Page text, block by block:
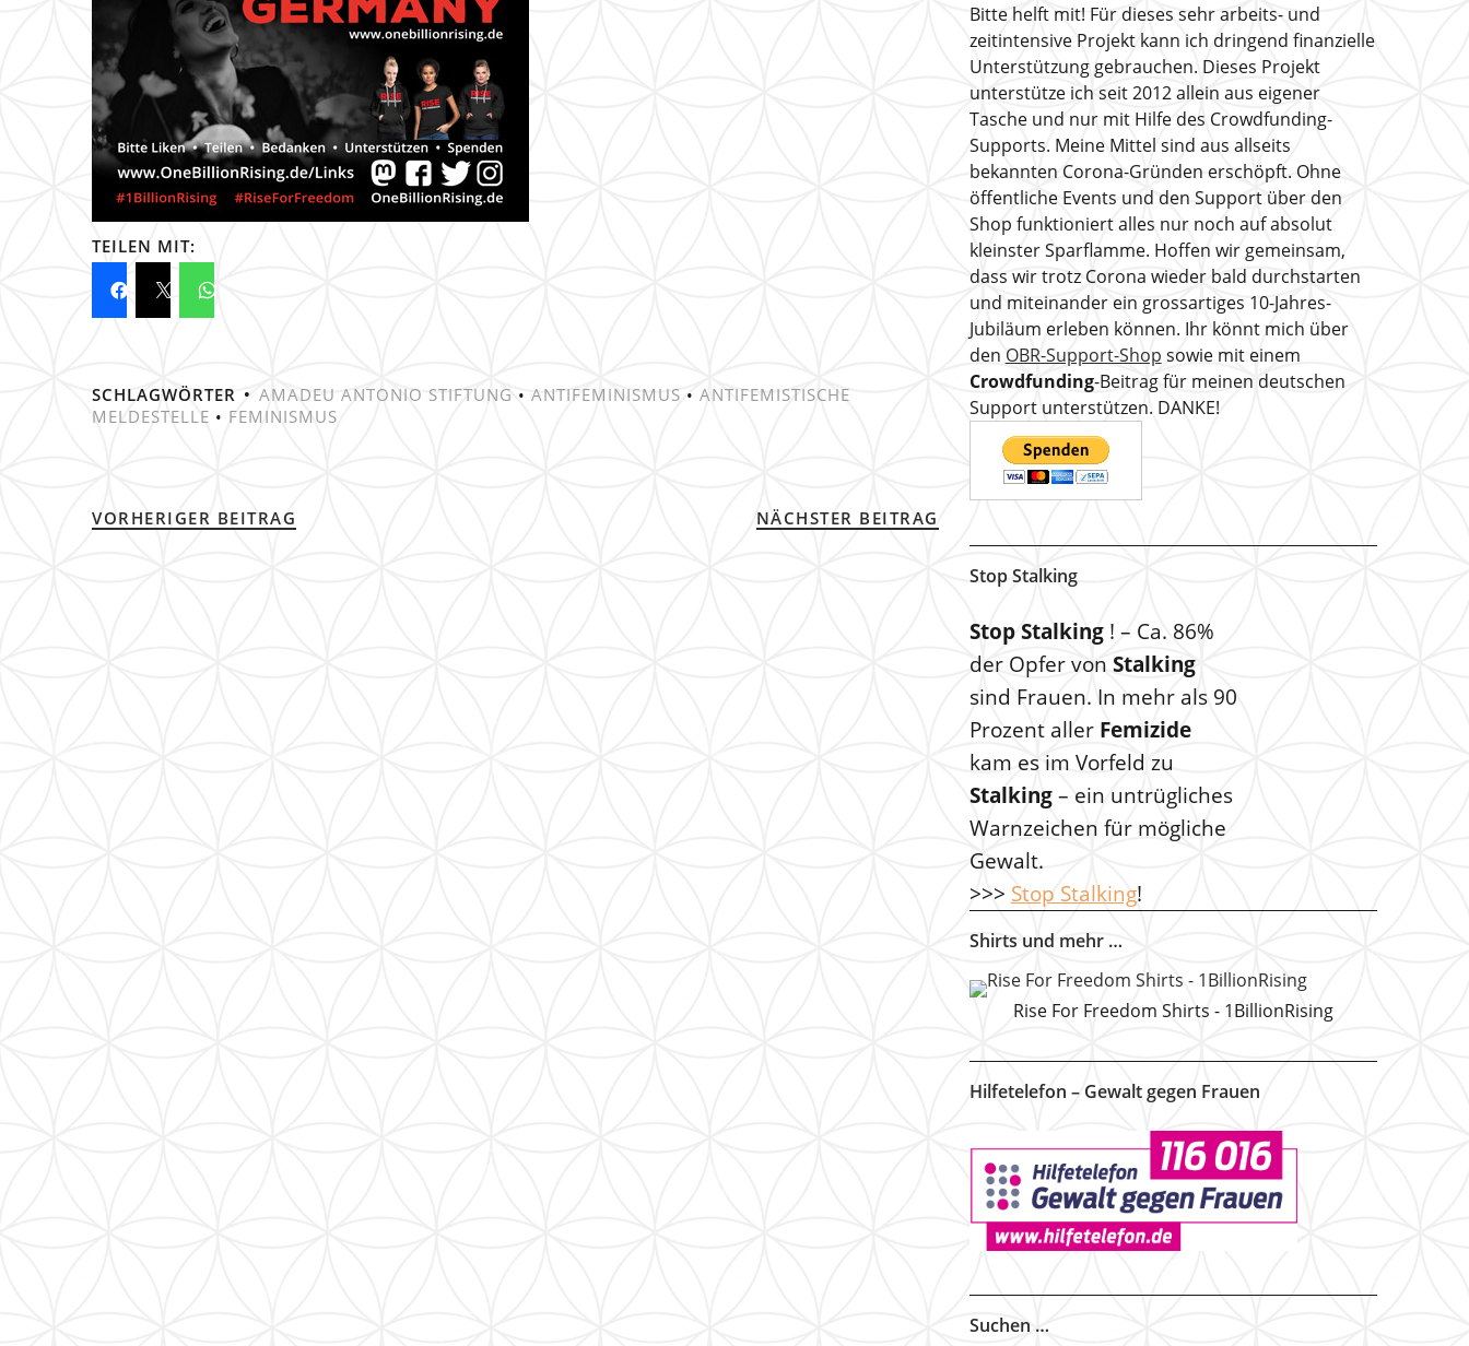
TEILEN MIT:
SCHLAGWÖRTER AMADEU ANTONIO STIFTUNG • ANTIFEMINISMUS • ANTIFEMISTISCHE
MELDESTELLE • FEMINISMUS
VORHERIGER BEITRAG NÄCHSTER BEITRAG
Bitte helft mit! Für dieses sehr arbeits- und
zeitintensive Projekt kann ich dringend finanzielle
Unterstützung gebrauchen. Dieses Projekt
unterstütze ich seit 2012 allein aus eigener
Tasche und nur mit Hilfe des Crowdfunding-
Supports. Meine Mittel sind aus allseits
bekannten Corona-Gründen erschöpft. Ohne
öffentliche Events und den Support über den
Shop funktioniert alles nur noch auf absolut
kleinster Sparflamme. Hoffen wir gemeinsam,
dass wir trotz Corona wieder bald durchstarten
und miteinander ein grossartiges 10-Jahres-
Jubiläum erleben können. Ihr könnt mich über
den OBR-Support-Shop sowie mit einem
Crowdfunding-Beitrag für meinen deutschen
Support unterstützen. DANKE!
Stop Stalking
Stop Stalking! – Ca. 86%
der Opfer von Stalking
sind Frauen. In mehr als 90
Prozent aller Femizide
kam es im Vorfeld zu
Stalking– ein untrügliches
Warnzeichen für mögliche
Gewalt.
>>> Stop Stalking!
Shirts und mehr …
Rise For Freedom Shirts - 1BillionRising
Hilfetelefon – Gewalt gegen Frauen
Suchen …